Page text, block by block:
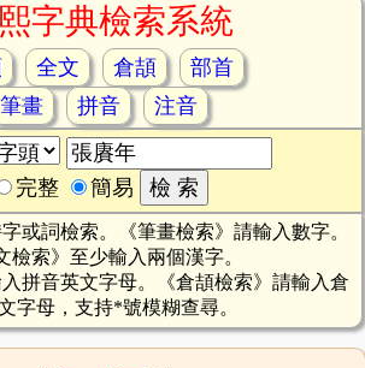
字典檢索系統
全文 倉頡
部首
筆畫
拼音
注音
完整
簡易
或詞檢索。《筆畫檢索》請輸入數字。
檢索》至少輸入兩個漢字。
入拼音英文字母。《倉頡檢索》請輸入倉
字母，支持*號模糊查尋。